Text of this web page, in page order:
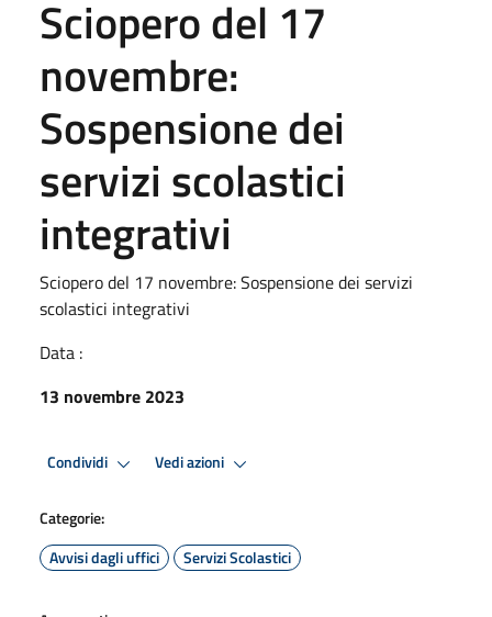
Sciopero del 17
novembre:
Sospensione dei
servizi scolastici
integrativi
Sciopero del 17 novembre: Sospensione dei servizi
scolastici integrativi
Data :
13 novembre 2023
Condividi Vedi azioni
Categorie:
Avvisi dagli uffici
Servizi Scolastici